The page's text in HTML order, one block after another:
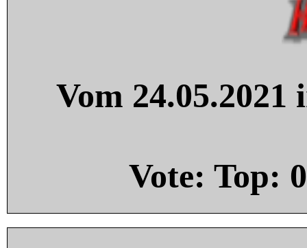
Vom
Vote: Top: 0